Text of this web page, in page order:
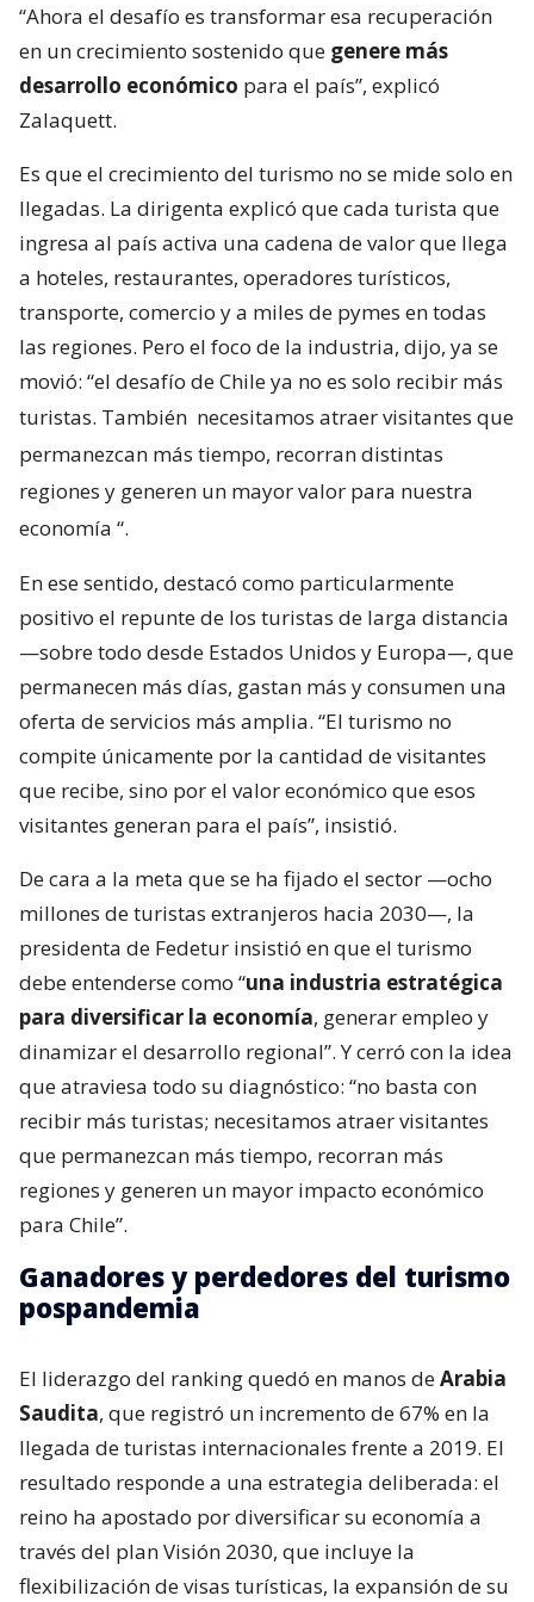
“Ahora el desafío es transformar esa recuperación
en un crecimiento sostenido que genere más
desarrollo económico para el país”, explicó
Zalaquett.
Es que el crecimiento del turismo no se mide solo en
llegadas. La dirigenta explicó que cada turista que
ingresa al país activa una cadena de valor que llega
a hoteles, restaurantes, operadores turísticos,
transporte, comercio y a miles de pymes en todas
las regiones. Pero el foco de la industria, dijo, ya se
movió: “el desafío de Chile ya no es solo recibir más
turistas. También necesitamos atraer visitantes que
permanezcan más tiempo, recorran distintas
regiones y generen un mayor valor para nuestra
economía “.
En ese sentido, destacó como particularmente
positivo el repunte de los turistas de larga distancia
—sobre todo desde Estados Unidos y Europa—, que
permanecen más días, gastan más y consumen una
oferta de servicios más amplia. “El turismo no
compite únicamente por la cantidad de visitantes
que recibe, sino por el valor económico que esos
visitantes generan para el país”, insistió.
De cara a la meta que se ha fijado el sector —ocho
millones de turistas extranjeros hacia 2030—, la
presidenta de Fedetur insistió en que el turismo
debe entenderse como “una industria estratégica
para diversificar la economía, generar empleo y
dinamizar el desarrollo regional”. Y cerró con la idea
que atraviesa todo su diagnóstico: “no basta con
recibir más turistas; necesitamos atraer visitantes
que permanezcan más tiempo, recorran más
regiones y generen un mayor impacto económico
para Chile”.
Ganadores y perdedores del turismo
pospandemia
El liderazgo del ranking quedó en manos deArabia
Saudita, que registró un incremento de 67% en la
llegada de turistas internacionales frente a 2019. El
resultado responde a una estrategia deliberada: el
reino ha apostado por diversificar su economía a
través del plan Visión 2030, que incluye la
flexibilización de visas turísticas, la expansión de su